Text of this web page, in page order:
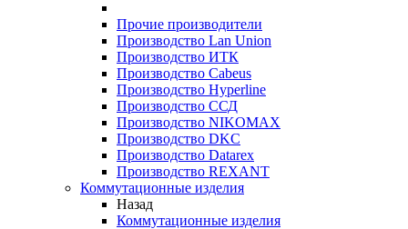
Прочие производители
Производство Lan Union
Производство ИТК
Производство Cabeus
Производство Hyperline
Производство ССД
Производство NIKOMAX
Производство DKC
Производство Datarex
Производство REXANT
Коммутационные изделия
Назад
Коммутационные изделия